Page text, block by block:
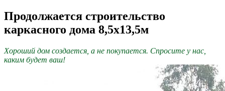
Продолжается строительство
каркасного дома 8,5х13,5м
Хороший дом создается, а не покупается. Спросите у нас,
каким будет ваш!